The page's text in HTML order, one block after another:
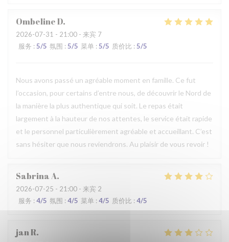
OmbelineD
2026-07-31 - 21:00 - 来宾 7
服务 : 5/5 氛围 : 5/5 菜单 : 5/5 质价比 : 5/5
Nous avons passé un agréable moment en famille. Ce fut
l’occasion, pour certains d’entre nous, de découvrir le Nord de
la manière la plus authentique qui soit. Le repas était
largement à la hauteur de nos attentes, le service était rapide
et le personnel particulièrement agréable et accueillant. C’est
sans hésiter que nous reviendrons. Au plaisir de vous revoir !
SabrinaA
2026-07-25 - 21:00 - 来宾 2
服务 : 4/5 氛围 : 4/5 菜单 : 4/5 质价比 : 4/5
janR